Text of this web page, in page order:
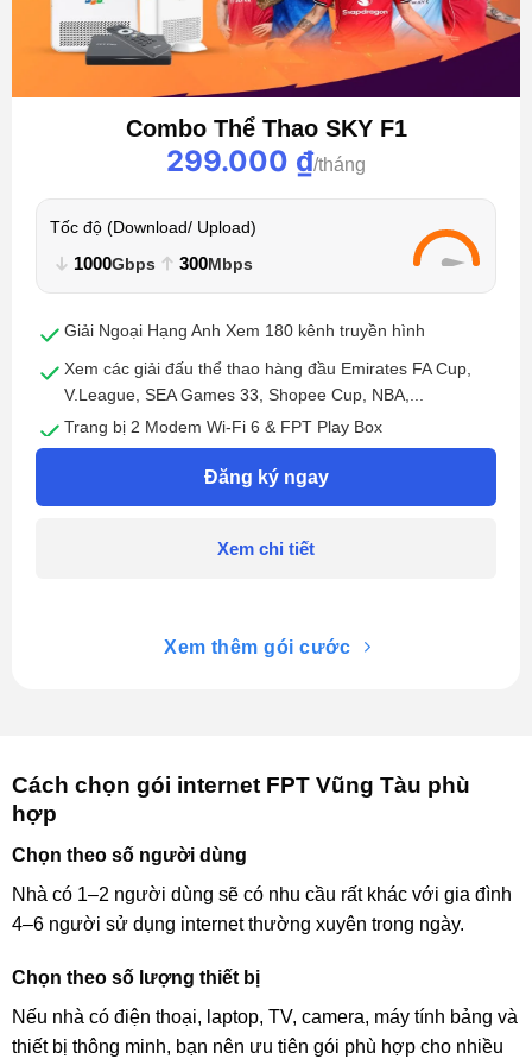
Combo Thể Thao SKY F1
299.000 ₫
Tốc độ (Download/ Upload)
1000Gbps 300Mbps
Giải Ngoại Hạng Anh Xem 180 kênh truyền hình
Xem các giải đấu thể thao hàng đầu Emirates FA Cup,
V.League, SEA Games 33, Shopee Cup, NBA,...
Trang bị 2 Modem Wi-Fi 6 & FPT Play Box
Kết nối lên đến 15 thiết bị
Đăng ký ngay
Xem chi tiết
Xem thêm gói cước
Cách chọn gói internet FPT Vũng Tàu phù
hợp
Chọn theo số người dùng
Nhà có 1–2 người dùng sẽ có nhu cầu rất khác với gia đình
4–6 người sử dụng internet thường xuyên trong ngày.
Chọn theo số lượng thiết bị
Nếu nhà có điện thoại, laptop, TV, camera, máy tính bảng và
thiết bị thông minh, bạn nên ưu tiên gói phù hợp cho nhiều